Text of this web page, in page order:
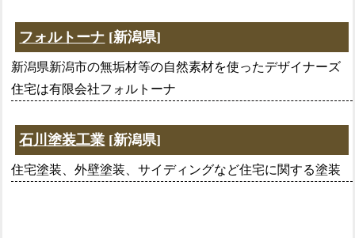
フォルトーナ [新潟県]
新潟県新潟市の無垢材等の自然素材を使ったデザイナーズ
住宅は有限会社フォルトーナ
石川塗装工業 [新潟県]
住宅塗装、外壁塗装、サイディングなど住宅に関する塗装